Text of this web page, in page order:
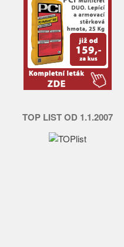
TOP LIST OD 1.1.2007